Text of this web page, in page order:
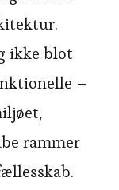
ikke blot
–
rammer